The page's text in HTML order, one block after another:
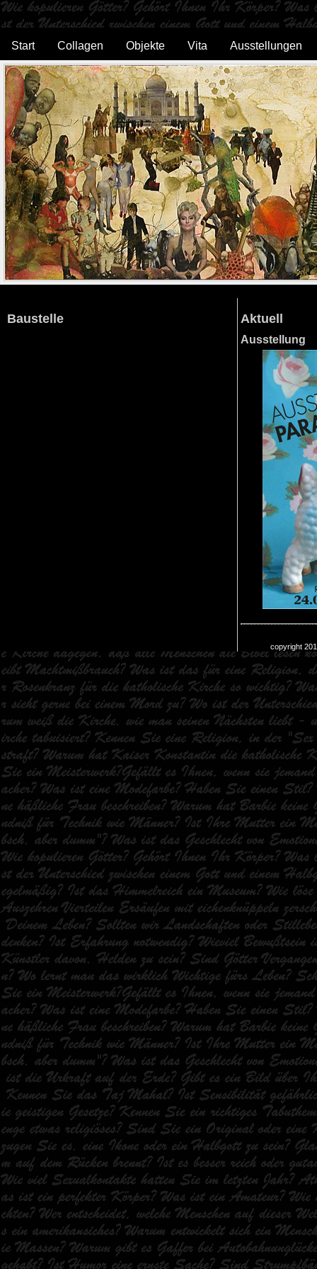
On FACEBOOK
Start Collagen Objekte Vita Ausstellungen
Baustelle Aktuell
Ausstellung
copyright